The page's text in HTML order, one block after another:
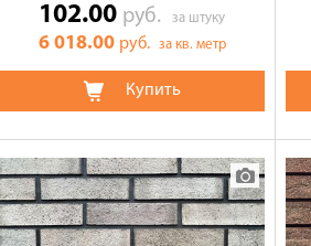
102.00 руб.за штуку
6 018.00 руб. за кв. метр
Купить